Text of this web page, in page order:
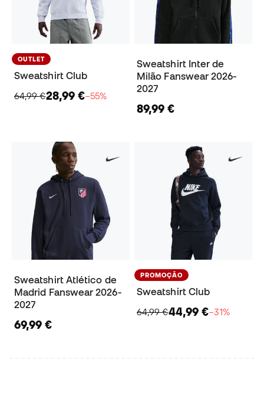
OUTLET
Sweatshirt Club
64,99 €28,99 €−55%
Sweatshirt Inter de
Milão Fanswear 2026-
2027
89,99 €
Sweatshirt Atlético de
Madrid Fanswear 2026-
2027
69,99 €
PROMOÇÃO
Sweatshirt Club
64,99 €44,99 €−31%